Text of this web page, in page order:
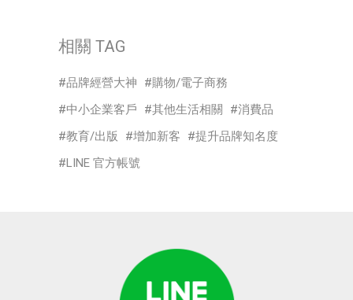
相關 TAG
品牌經營大神
購物/電子商務
中小企業客戶
其他生活相關
消費品
教育/出版
增加新客
提升品牌知名度
LINE 官方帳號